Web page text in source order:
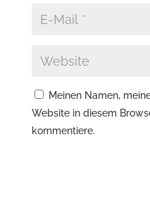
Meinen Namen,
Website in diesem
kommentiere.